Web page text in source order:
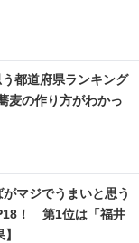
都道府県ランキング
麦の作り方がわかっ
がマジでうまいと思う
！ 第1位は「福井